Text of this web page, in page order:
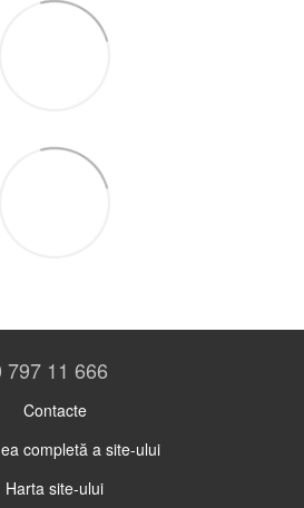
797 11 666
Contacte
completă a site-ului
Harta site-ului